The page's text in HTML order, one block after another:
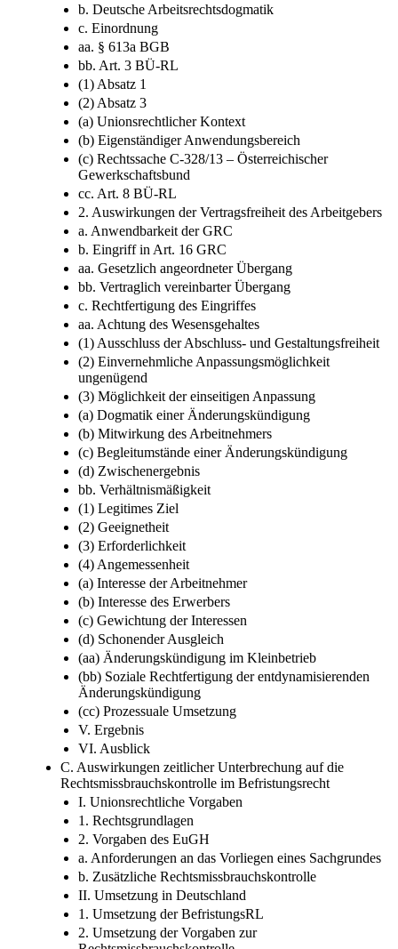
b. Deutsche Arbeitsrechtsdogmatik
c. Einordnung
aa. § 613a BGB
bb. Art. 3 BÜ-RL
(1) Absatz 1
(2) Absatz 3
(a) Unionsrechtlicher Kontext
(b) Eigenständiger Anwendungsbereich
(c) Rechtssache C-328/13 – Österreichischer
Gewerkschaftsbund
cc. Art. 8 BÜ-RL
2. Auswirkungen der Vertragsfreiheit des Arbeitgebers
a. Anwendbarkeit der GRC
b. Eingriff in Art. 16 GRC
aa. Gesetzlich angeordneter Übergang
bb. Vertraglich vereinbarter Übergang
c. Rechtfertigung des Eingriffes
aa. Achtung des Wesensgehaltes
(1) Ausschluss der Abschluss- und Gestaltungsfreiheit
(2) Einvernehmliche Anpassungsmöglichkeit
ungenügend
(3) Möglichkeit der einseitigen Anpassung
(a) Dogmatik einer Änderungskündigung
(b) Mitwirkung des Arbeitnehmers
(c) Begleitumstände einer Änderungskündigung
(d) Zwischenergebnis
bb. Verhältnismäßigkeit
(1) Legitimes Ziel
(2) Geeignetheit
(3) Erforderlichkeit
(4) Angemessenheit
(a) Interesse der Arbeitnehmer
(b) Interesse des Erwerbers
(c) Gewichtung der Interessen
(d) Schonender Ausgleich
(aa) Änderungskündigung im Kleinbetrieb
(bb) Soziale Rechtfertigung der entdynamisierenden
Änderungskündigung
(cc) Prozessuale Umsetzung
V. Ergebnis
VI. Ausblick
C. Auswirkungen zeitlicher Unterbrechung auf die
Rechtsmissbrauchskontrolle im Befristungsrecht
I. Unionsrechtliche Vorgaben
1. Rechtsgrundlagen
2. Vorgaben des EuGH
a. Anforderungen an das Vorliegen eines Sachgrundes
b. Zusätzliche Rechtsmissbrauchskontrolle
II. Umsetzung in Deutschland
1. Umsetzung der BefristungsRL
2. Umsetzung der Vorgaben zur